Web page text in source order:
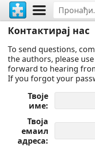
Контактирај нас
To send questions,
the authors, please
forward to hearing
If you forgot your
Твоје
име
Твоја
емаил
адреса